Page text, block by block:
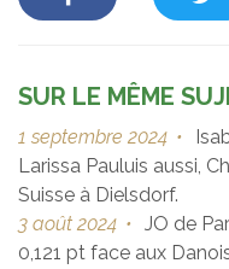
SUR LE MÊME
1 septembre 2024 •
Larissa Pauluis aussi,
Suisse à Dielsdorf.
3 août 2024 • JO de
0,121 pt face aux